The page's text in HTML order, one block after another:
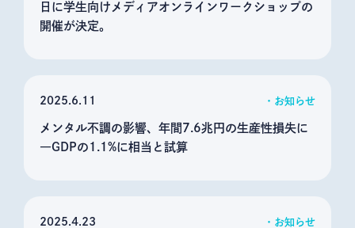
日に学生向けメディアオンラインワークショップの
開催が決定。
2025 6.11 お知らせ
メンタル不調の影響、年間7.6兆円の生産性損失に
―GDPの1.1%に相当と試算
2025 4.23 お知らせ